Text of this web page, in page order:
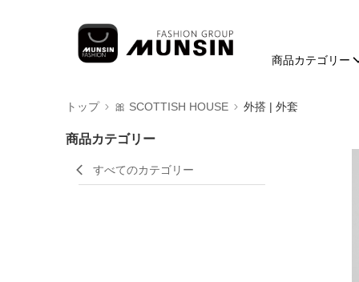
商品カテゴリー
トップ 🎀 SCOTTISH HOUSE 外搭 | 外套
商品カテゴリー
すべてのカテゴリー